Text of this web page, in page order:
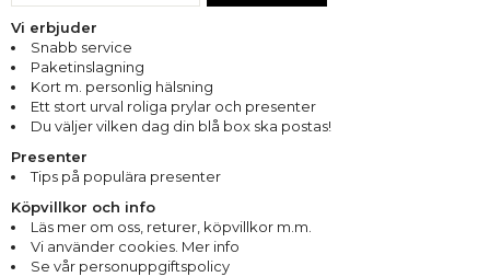
Vi erbjuder
Snabb service
Paketinslagning
Kort m. personlig hälsning
Ett stort urval roliga prylar och presenter
Du väljer vilken dag din blå box ska postas!
Presenter
Tips på populära presenter
Köpvillkor och info
Läs mer om oss, returer, köpvillkor m.m.
Vi använder cookies. Mer info
Se vår personuppgiftspolicy